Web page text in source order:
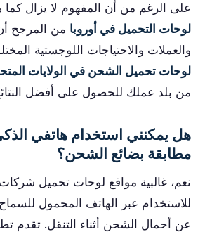
على الرغم من أن المفهوم لا يزال كما
لوحات التحميل في أوروبا من المرجح
والعملات والاحتياجات اللوجستية
لوحات تحميل الشحن في الولايات
من بلد عملك للحصول على أفضل
هل يمكنني استخدام هاتفي
مطابقة بضائع الشحن؟
نعم، غالبية مواقع لوحات تحميل
للاستخدام عبر الهاتف المحمول
عن أحمال الشحن أثناء التنقل. تقدم